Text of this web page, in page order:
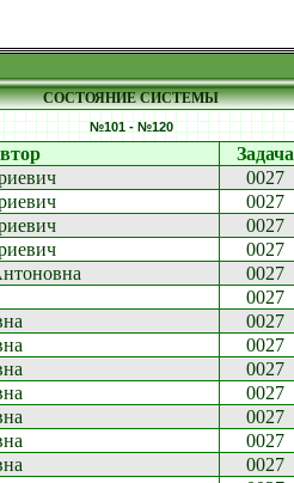
СОСТОЯНИЕ СИСТЕМЫ
№101 - №120
Задача
0027
0027
0027
0027
0027
0027
0027
0027
0027
0027
0027
0027
0027